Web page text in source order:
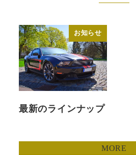
お知らせ
最新のラインナップ
MORE